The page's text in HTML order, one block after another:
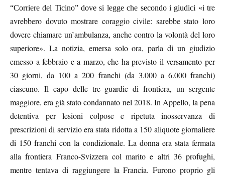
“Corriere del Ticino” dove si legge che secondo i giudici «i tre
avrebbero dovuto mostrare coraggio civile: sarebbe stato loro
dovere chiamare un’ambulanza, anche contro la volontà del loro
superiore». La notizia, emersa solo ora, parla di un giudizio
emesso a febbraio e a marzo, che ha previsto il versamento per
30 giorni, da 100 a 200 franchi (da 3.000 a 6.000 franchi)
ciascuno. Il capo delle tre guardie di frontiera, un sergente
maggiore, era già stato condannato nel 2018. In Appello, la pena
detentiva per lesioni colpose e ripetuta inosservanza di
prescrizioni di servizio era stata ridotta a 150 aliquote giornaliere
di 150 franchi con la condizionale. La donna era stata fermata
alla frontiera Franco-Svizzera col marito e altri 36 profughi,
mentre tentava di raggiungere la Francia. Furono proprio gli